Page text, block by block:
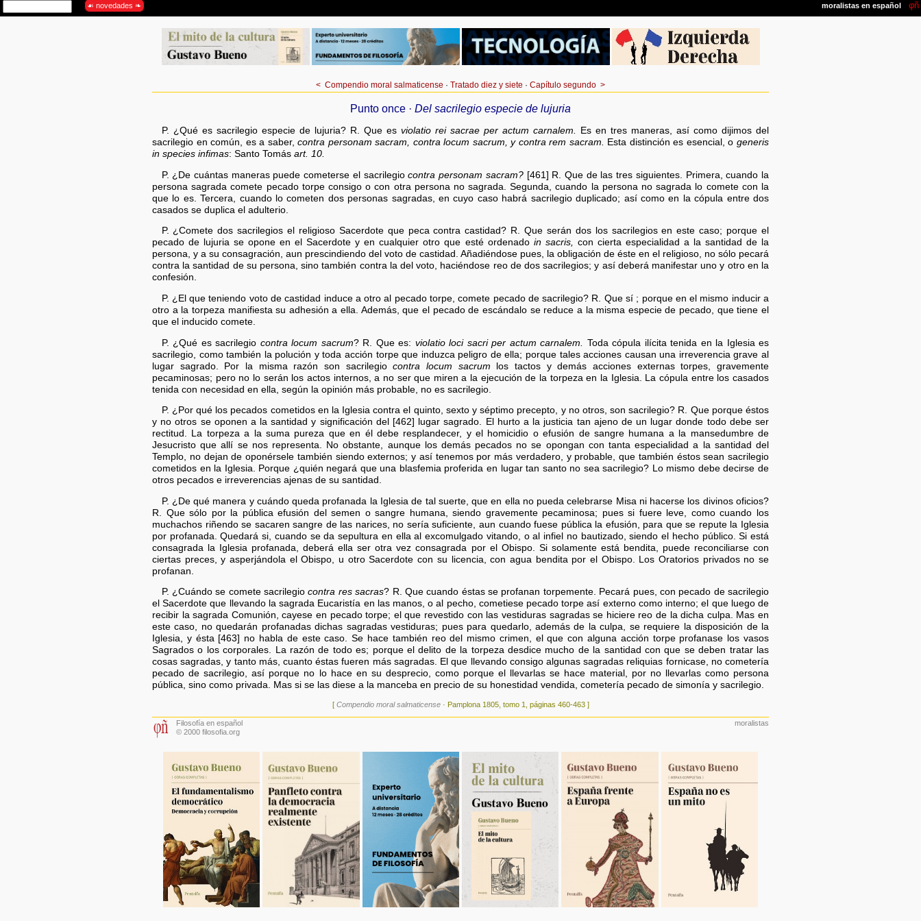
< Compendio moral salmaticense · Tratado diez y siete · Capítulo segundo >
Punto once · Del sacrilegio especie de lujuria
P. ¿Qué es sacrilegio especie de lujuria? R. Que es violatio rei sacrae per actum carnalem.
Es en tres maneras, así como dijimos del
sacrilegio en común, es a saber,contra personam sacram, contra locum sacrum, y contra rem sacram. Esta distinción es esencial, ogeneris
in species infimas: Santo Tomás art. 10.
P. ¿De cuántas maneras puede cometerse el sacrilegiocontra personam sacram?[461] R. Que de las tres siguientes. Primera, cuando la
persona sagrada comete pecado torpe consigo o con otra persona no sagrada. Segunda, cuando la persona no sagrada lo comete con la
que lo es. Tercera, cuando lo cometen dos personas sagradas, en cuyo caso habrá sacrilegio duplicado; así como en la cópula entre dos
casados se duplica el adulterio.
P. ¿Comete dos sacrilegios el religioso Sacerdote que peca contra castidad? R. Que serán dos los sacrilegios en este caso; porque el
pecado de lujuria se opone en el Sacerdote y en cualquier otro que esté ordenado in sacris, con cierta especialidad a la santidad de la
persona, y a su consagración, aun prescindiendo del voto de castidad. Añadiéndose pues, la obligación de éste en el religioso, no sólo pecará
contra la santidad de su persona, sino también contra la del voto, haciéndose reo de dos sacrilegios; y así deberá manifestar uno y otro en la
confesión.
P. ¿El que teniendo voto de castidad induce a otro al pecado torpe, comete pecado de sacrilegio? R. Que sí ; porque en el mismo inducir a
otro a la torpeza manifiesta su adhesión a ella. Además, que el pecado de escándalo se reduce a la misma especie de pecado, que tiene el
que el inducido comete.
P. ¿Qué es sacrilegio contra locum sacrum? R. Que es: violatio loci sacri per actum carnalem.
Toda cópula ilícita tenida en la Iglesia es
sacrilegio, como también la polución y toda acción torpe que induzca peligro de ella; porque tales acciones causan una irreverencia grave al
lugar sagrado. Por la misma razón son sacrilegiocontra locum sacrum los tactos y demás acciones externas torpes, gravemente
pecaminosas; pero no lo serán los actos internos, a no ser que miren a la ejecución de la torpeza en la Iglesia. La cópula entre los casados
tenida con necesidad en ella, según la opinión más probable, no es sacrilegio.
P. ¿Por qué los pecados cometidos en la Iglesia contra el quinto, sexto y séptimo precepto, y no otros, son sacrilegio? R. Que porque éstos
y no otros se oponen a la santidad y significación del [462] lugar sagrado. El hurto a la justicia tan ajeno de un lugar donde todo debe ser
rectitud. La torpeza a la suma pureza que en él debe resplandecer, y el homicidio o efusión de sangre humana a la mansedumbre de
Jesucristo que allí se nos representa. No obstante, aunque los demás pecados no se opongan con tanta especialidad a la santidad del
Templo, no dejan de oponérsele también siendo externos; y así tenemos por más verdadero, y probable, que también éstos sean sacrilegio
cometidos en la Iglesia. Porque ¿quién negará que una blasfemia proferida en lugar tan santo no sea sacrilegio? Lo mismo debe decirse de
otros pecados e irreverencias ajenas de su santidad.
P. ¿De qué manera y cuándo queda profanada la Iglesia de tal suerte, que en ella no pueda celebrarse Misa ni hacerse los divinos oficios?
R. Que sólo por la pública efusión del semen o sangre humana, siendo gravemente pecaminosa; pues si fuere leve, como cuando los
muchachos riñendo se sacaren sangre de las narices, no sería suficiente, aun cuando fuese pública la efusión, para que se repute la Iglesia
por profanada. Quedará si, cuando se da sepultura en ella al excomulgado vitando, o al infiel no bautizado, siendo el hecho público. Si está
consagrada la Iglesia profanada, deberá ella ser otra vez consagrada por el Obispo. Si solamente está bendita, puede reconciliarse con
ciertas preces, y asperjándola el Obispo, u otro Sacerdote con su licencia, con agua bendita por el Obispo. Los Oratorios privados no se
profanan.
P. ¿Cuándo se comete sacrilegiocontra res sacras? R. Que cuando éstas se profanan torpemente. Pecará pues, con pecado de sacrilegio
el Sacerdote que llevando la sagrada Eucaristía en las manos, o al pecho, cometiese pecado torpe así externo como interno; el que luego de
recibir la sagrada Comunión, cayese en pecado torpe; el que revestido con las vestiduras sagradas se hiciere reo de la dicha culpa. Mas en
este caso, no quedarán profanadas dichas sagradas vestiduras; pues para quedarlo, además de la culpa, se requiere la disposición de la
Iglesia, y ésta [463] no habla de este caso. Se hace también reo del mismo crimen, el que con alguna acción torpe profanase los vasos
Sagrados o los corporales. La razón de todo es; porque el delito de la torpeza desdice mucho de la santidad con que se deben tratar las
cosas sagradas, y tanto más, cuanto éstas fueren más sagradas. El que llevando consigo algunas sagradas reliquias fornicase, no cometería
pecado de sacrilegio, así porque no lo hace en su desprecio, como porque el llevarlas se hace material, por no llevarlas como persona
pública, sino como privada. Mas si se las diese a la manceba en precio de su honestidad vendida, cometería pecado de simonía y sacrilegio.
[ Compendio moral salmaticense· Pamplona 1805, tomo 1, páginas 460-463 ]
Filosofía en español
© 2000 filosofia.org
moralistas